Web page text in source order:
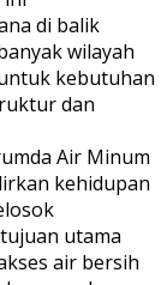
di balik
wilayah
kebutuhan
dan
Air Minum
kehidupan
utama
air bersih